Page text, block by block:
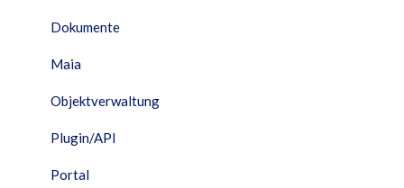
Dokumente
Maia
Objektverwaltung
Plugin/API
Portal